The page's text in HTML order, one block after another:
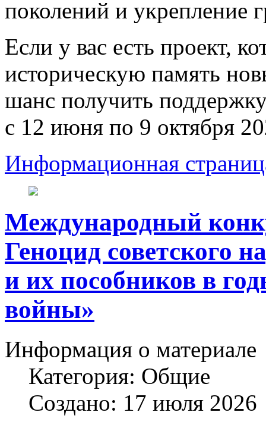
поколений и укрепление
Если у вас есть проект,
историческую память
шанс получить
с 12 июня по 9 октября
Информационная
Международный
Геноцид советского
и их пособников в
войны»
Информация о материале
Категория: Общие
Создано: 17 июля 2026